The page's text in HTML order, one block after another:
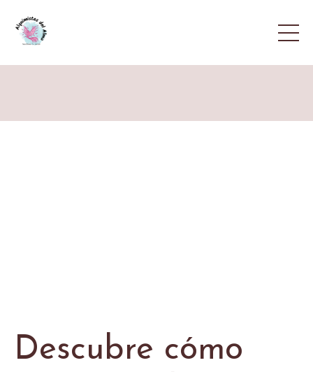
Descubre cómo